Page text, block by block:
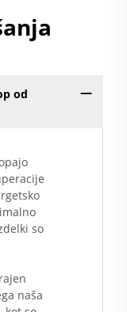
od
so
naša